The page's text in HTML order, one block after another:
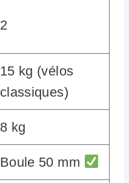
2
15 kg (vélos
classiques)
8 kg
Boule 50 mm